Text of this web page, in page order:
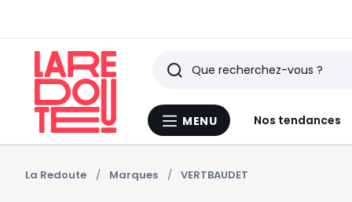
Menu
MENU Nos tendances
Rechercher
Derniers
articles
vus
La Redoute Marques VERTBAUDET